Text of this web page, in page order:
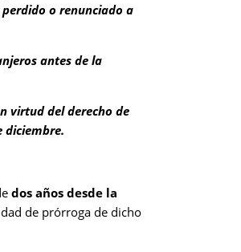
o renunciado a
antes de la
virtud del derecho de
diciembre.
dos años desde la
de prórroga de dicho